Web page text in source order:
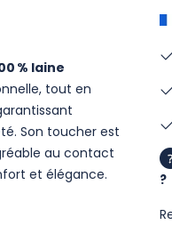
?
% laine
tout en
. Son toucher est
au contact
et élégance.